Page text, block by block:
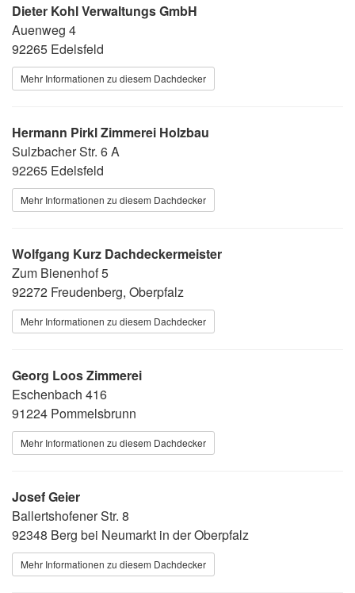
Dieter Kohl Verwaltungs GmbH
Auenweg 4
92265 Edelsfeld
Mehr Informationen zu diesem Dachdecker
Hermann Pirkl Zimmerei Holzbau
Sulzbacher Str. 6 A
92265 Edelsfeld
Mehr Informationen zu diesem Dachdecker
Wolfgang Kurz Dachdeckermeister
Zum Bienenhof 5
92272 Freudenberg, Oberpfalz
Mehr Informationen zu diesem Dachdecker
Georg Loos Zimmerei
Eschenbach 416
91224 Pommelsbrunn
Mehr Informationen zu diesem Dachdecker
Josef Geier
Ballertshofener Str. 8
92348 Berg bei Neumarkt in der Oberpfalz
Mehr Informationen zu diesem Dachdecker